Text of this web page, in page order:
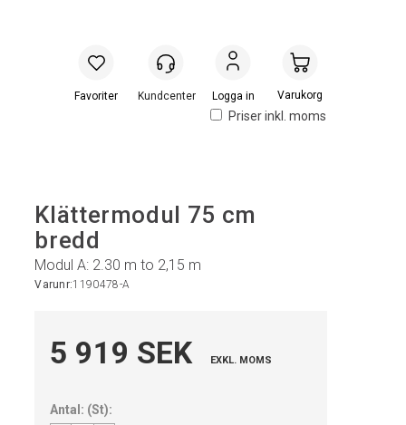
Priser inkl. moms
Logga in Handlevogn
Klättermodul 75 cm
bredd
Modul A: 2.30 m to 2,15 m
Varunr:1190478-A
5 919 SEK EXKL. MOMS
Antal: (St):